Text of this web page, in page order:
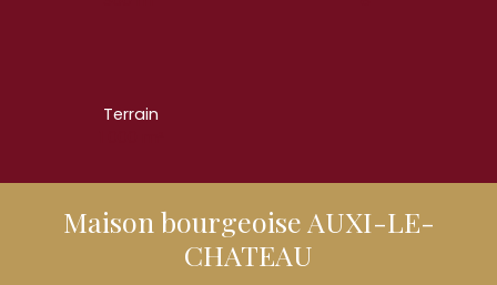
Terrain
Maison bourgeoise AUXI-LE-
CHATEAU